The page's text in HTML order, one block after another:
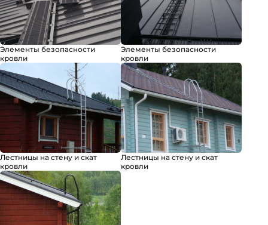
Элементы безопасности
кровли
Элементы безопасности
кровли
Лестницы на стену и скат
кровли
Лестницы на стену и скат
кровли